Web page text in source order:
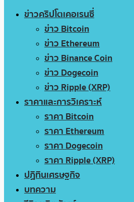
ข่าวคริปโตเคอเรนซี่
ข่าว Bitcoin
ข่าว Ethereum
ข่าว Binance Coin
ข่าว Dogecoin
ข่าว Ripple (XRP)
ราคาและการวิเคราะห์
ราคา Bitcoin
ราคา Ethereum
ราคา Dogecoin
ราคา Ripple (XRP)
ปฏิทินเศรษฐกิจ
บทความ